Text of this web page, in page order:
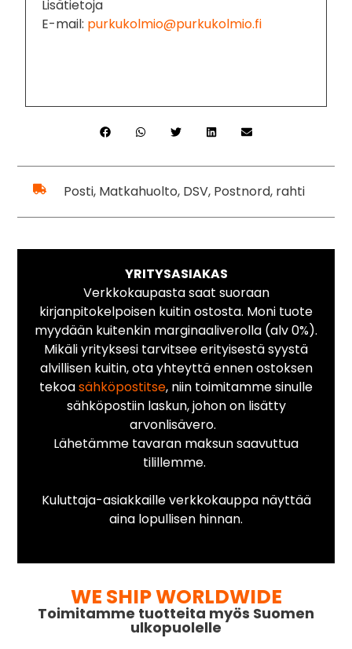
Lisätietoja
E-mail: purkukolmio@purkukolmio.fi
Posti, Matkahuolto, DSV, Postnord, rahti
YRITYSASIAKAS
Verkkokaupasta saat suoraan
kirjanpitokelpoisen kuitin ostosta. Moni tuote
myydään kuitenkin marginaaliverolla (alv 0%).
Mikäli yrityksesi tarvitsee erityisestä syystä
alvillisen kuitin, ota yhteyttä ennen ostoksen
tekoasähköpostitse, niin toimitamme sinulle
sähköpostiin laskun, johon on lisätty
arvonlisävero.
Lähetämme tavaran maksun saavuttua
tilillemme.
Kuluttaja-asiakkaille verkkokauppa näyttää
aina lopullisen hinnan.
WE SHIP WORLDWIDE
Toimitamme tuotteita myös Suomen
ulkopuolelle